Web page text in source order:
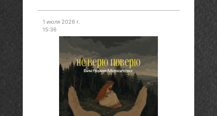
1 июля 2026 г.
15:36